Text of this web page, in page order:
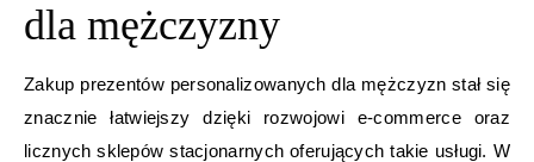
dla mężczyzny
Zakup prezentów personalizowanych dla mężczyzn stał się
znacznie łatwiejszy dzięki rozwojowi e-commerce oraz
licznych sklepów stacjonarnych oferujących takie usługi. W